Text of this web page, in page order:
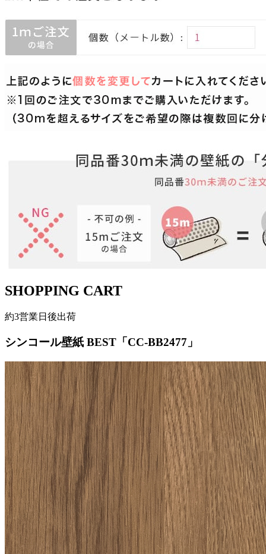
SHOPPING CART
約3営業日後出荷
シンコール壁紙 BEST「CC-BB2477」